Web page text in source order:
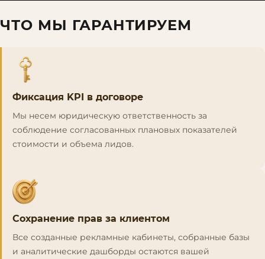
ЧТО МЫ ГАРАНТИРУЕМ
Фиксация KPI в договоре
Мы несем юридическую ответственность за
соблюдение согласованных плановых показателей
стоимости и объема лидов.
Сохранение прав за клиентом
Все созданные рекламные кабинеты, собранные базы
и аналитические дашборды остаются вашей